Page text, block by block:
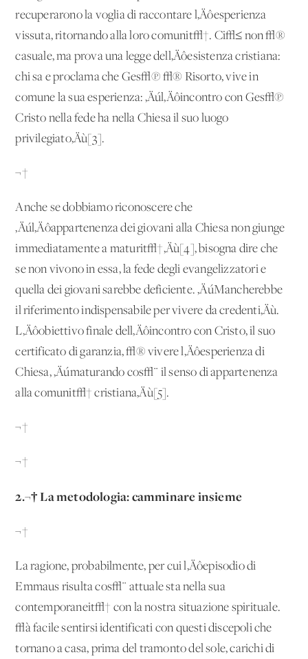
recuperarono la voglia di raccontare l‚Äôesperienza
vissuta, ritornando alla loro comunit√†. Ci√≤ non √®
casuale, ma prova una legge dell‚Äôesistenza cristiana:
chi sa e proclama che Ges√π √® Risorto, vive in
comune la sua esperienza: ‚Äúl‚Äôincontro con Ges√π
Cristo nella fede ha nella Chiesa il suo luogo
privilegiato‚Äù[3].
¬†
Anche se dobbiamo riconoscere che
‚Äúl‚Äôappartenenza dei giovani alla Chiesa non giunge
immediatamente a maturit√†‚Äù[4], bisogna dire che
se non vivono in essa, la fede degli evangelizzatori e
quella dei giovani sarebbe deficiente. ‚ÄúMancherebbe
il riferimento indispensabile per vivere da credenti‚Äù.
L‚Äôobiettivo finale dell‚Äôincontro con Cristo, il suo
certificato di garanzia, √® vivere l‚Äôesperienza di
Chiesa, ‚Äúmaturando cos√¨ il senso di appartenenza
alla comunit√† cristiana‚Äù[5].
¬†
¬†
2.¬† La metodologia: camminare insieme
¬†
La ragione, probabilmente, per cui l‚Äôepisodio di
Emmaus risulta cos√¨ attuale sta nella sua
contemporaneit√† con la nostra situazione spirituale.
√à facile sentirsi identificati con questi discepoli che
tornano a casa, prima del tramonto del sole, carichi di